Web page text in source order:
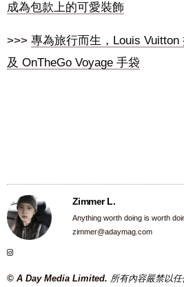
成為包款上的可愛裝飾
>>> 專為旅行而生，Louis
及 OnTheGo Voyage 手袋
Zimmer L.
Anything worth doing is worth
zimmer@adaymag.com
© A Day Media Limited. 所有內容嚴禁以